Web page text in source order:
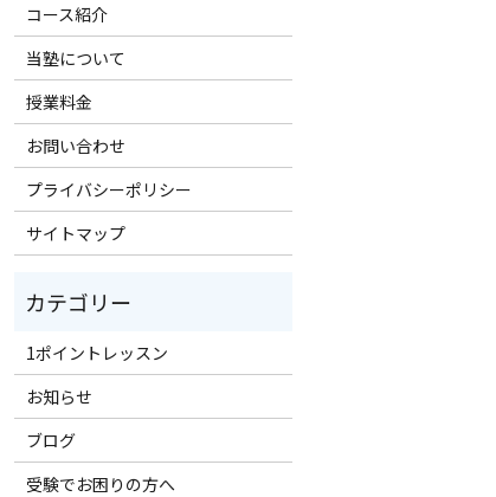
コース紹介
当塾について
授業料金
お問い合わせ
プライバシーポリシー
サイトマップ
1ポイントレッスン
お知らせ
ブログ
受験でお困りの方へ